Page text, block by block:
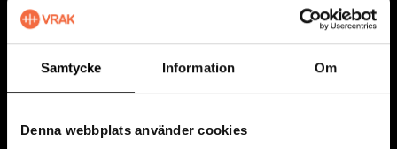
Samtycke Information Om
Denna webbplats använder cookies
Det här är ett PDF-dokument